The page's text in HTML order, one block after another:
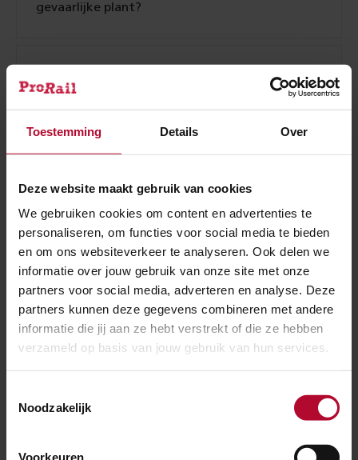
Toestemming Details Over
Deze website maakt gebruik van cookies
We gebruiken cookies om content en advertenties te
personaliseren, om functies voor social media te bieden
en om ons websiteverkeer te analyseren. Ook delen we
informatie over jouw gebruik van onze site met onze
partners voor social media, adverteren en analyse. Deze
partners kunnen deze gegevens combineren met andere
informatie die jij aan ze hebt verstrekt of die ze hebben
verzameld op basis van jouw gebruik van hun services.
Noodzakelijk
Voorkeuren
gevaarlijke plant?
Wie is er verantwoordelijk voor het
verwijderen van de Japanse duizendknoop?
duizendknoop?